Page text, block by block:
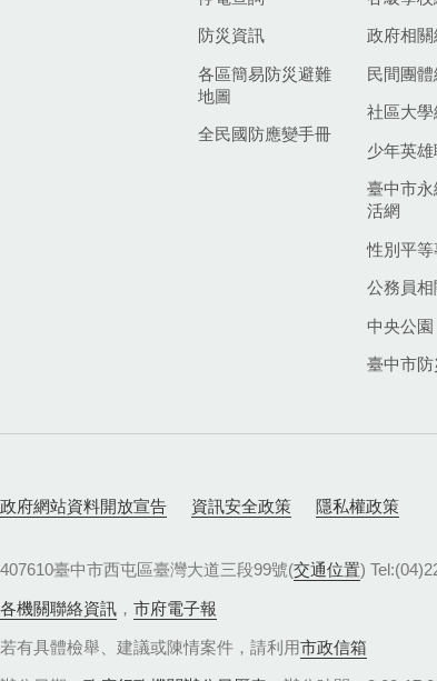
防災資訊
各區簡易防災避難
地圖
全民國防應變手冊
政府相
民間團
社區大
少年英雄
臺中市
活網
性別平等
公務員
中央公園
臺中市
政府網站資料開放宣告 資訊安全政策 隱私權政策
407610臺中市西屯區臺灣大道三段99號(交通位置)
各機關聯絡資訊 ， 市府電子報
若有具體檢舉、建議或陳情案件，請利用市政信箱